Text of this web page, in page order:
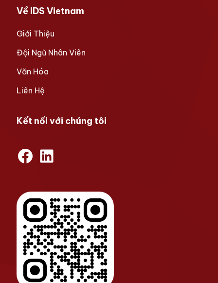
Về IDS Vietnam
Giới Thiệu
Đội Ngũ Nhân Viên
Văn Hóa
Liên Hệ
Kết nối với chúng tôi
Facebook
LinkedIn